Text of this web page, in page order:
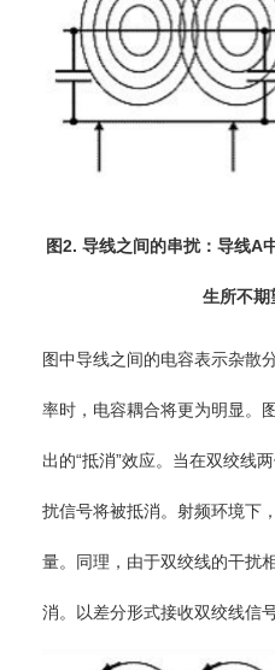
图2. 导线之间的串扰：导线A
生所不期
图中导线之间的电容表示杂散
率时，电容耦合将更为明显。
出的“抵消”效应。当在双绞线
扰信号将被抵消。射频环境下
量。同理，由于双绞线的干扰
消。以差分形式接收双绞线信